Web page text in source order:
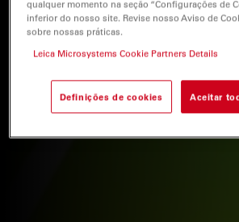
qualquer momento na seção “Configurações de
inferior do nosso site. Revise nosso Aviso de
sobre nossas práticas.
Leica Microsystems Cookie Partners Details
Definições de cookies Aceitar